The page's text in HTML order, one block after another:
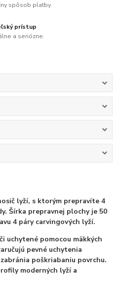
spôsob platby.
prístup
a seriózne.
lyží, s ktorým prepravíte 4
Šírka prepravnej plochy je 50
4 páry carvingových lyží.
uchytené pomocou mäkkých
pevné uchytenia
poškriabaniu povrchu.
moderných lyží a